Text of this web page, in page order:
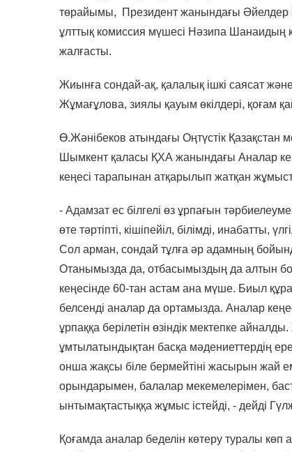
төрайымы, Президент жанындағы Әйелдер
ұлттық комиссия мүшесі Нәзипа Шанаидың
жалғасты.
Жиынға сондай-ақ, қалалық ішкі саясат
Жұмағұлова, зиялы қауым өкілдері, қоғам
Ө.Жәнібеков атындағы Оңтүстік Қазақстан
Шымкент қаласы ҚХА жанындағы Аналар
кеңесі тарапынан атқарылып жатқан
- Адамзат ес білгелі өз ұрпағын
өте тәртіпті, кішіпейіл, білімді, инабатты,
Сол арман, сондай тұлға әр адамның
Отанымызда да, отбасымыздың да алтын
кеңесінде 60-тан астам ана мүше. Биыл
белсенді аналар да ортамызда. Аналар
ұрпаққа берілетін өзіндік мектепке
ұмтылатындықтан басқа мәдениеттердің
онша жақсы біле бермейтіні жасырын жай
орындарымен, балалар мекемелерімен,
ынтымақтастыққа жұмыс істейді, - дейді
Қоғамда аналар беделін көтеру туралы